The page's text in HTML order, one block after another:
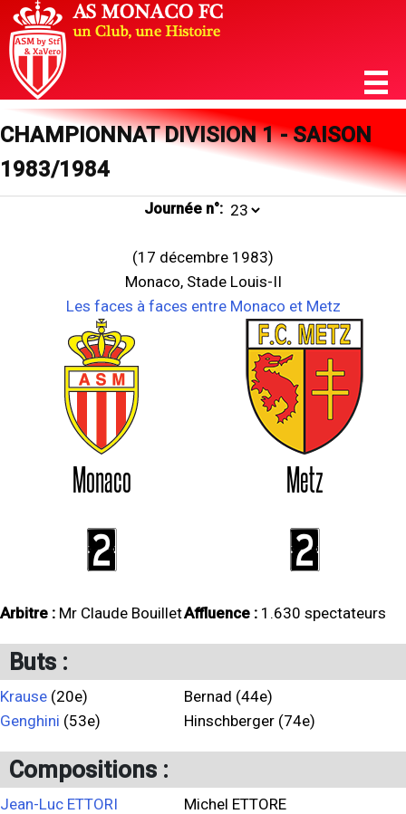
CHAMPIONNAT DIVISION 1 - SAISON
1983/1984
Journée n°:
(17 décembre 1983)
Monaco, Stade Louis-II
Les faces à faces entre Monaco et Metz
Monaco Metz
2 2
Arbitre : Mr Claude BouilletAffluence : 1.630 spectateurs
Buts :
Krause (20e)
Genghini (53e)
Bernad (44e)
Hinschberger (74e)
Compositions :
Jean-Luc ETTORI
Michel ETTORE